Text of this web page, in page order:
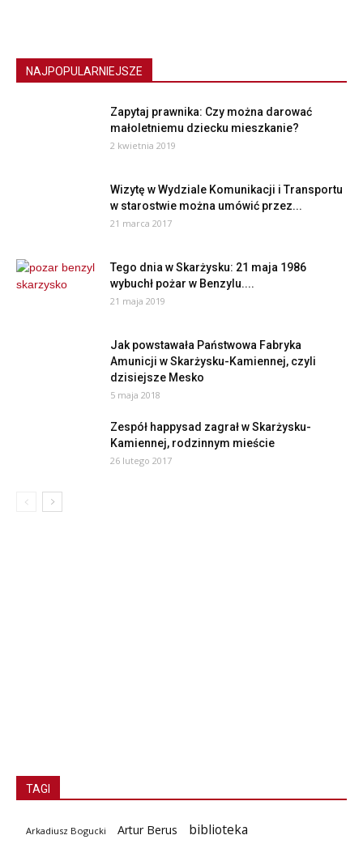
NAJPOPULARNIEJSZE
Zapytaj prawnika: Czy można darować
małoletniemu dziecku mieszkanie?
2 kwietnia 2019
Wizytę w Wydziale Komunikacji i Transportu
w starostwie można umówić przez...
21 marca 2017
Tego dnia w Skarżysku: 21 maja 1986
wybuchł pożar w Benzylu....
21 maja 2019
Jak powstawała Państwowa Fabryka
Amunicji w Skarżysku-Kamiennej, czyli
dzisiejsze Mesko
5 maja 2018
Zespół happysad zagrał w Skarżysku-
Kamiennej, rodzinnym mieście
26 lutego 2017
TAGI
Arkadiusz Bogucki Artur Berus biblioteka